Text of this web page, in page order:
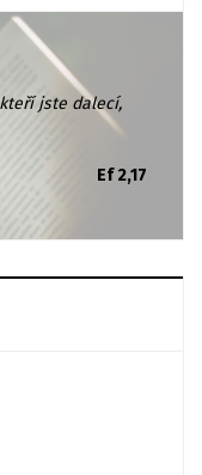
jste dalecí,
Ef 2,17